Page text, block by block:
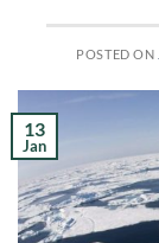
POSTED ON
13
Jan